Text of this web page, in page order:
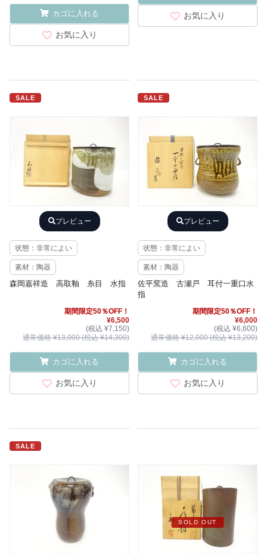
カゴに入れる
お気に入り
お気に入り
SALE
プレビュー
状態：非常によい
素材：陶器
森岡嘉祥造 高取釉 糸目 水指
期間限定50％OFF！
¥6,500
(税込 ¥7,150)
通常価格 ¥13,000 (税込 ¥14,300)
カゴに入れる
お気に入り
SALE
プレビュー
状態：非常によい
素材：陶器
佐平窯造 古瀬戸 耳付一重口水
指
期間限定50％OFF！
¥6,000
(税込 ¥6,600)
通常価格 ¥12,000 (税込 ¥13,200)
カゴに入れる
お気に入り
SALE
SOLD OUT